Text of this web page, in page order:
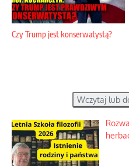
Czy Trump jest konserwatystą?
Wczytaj lub